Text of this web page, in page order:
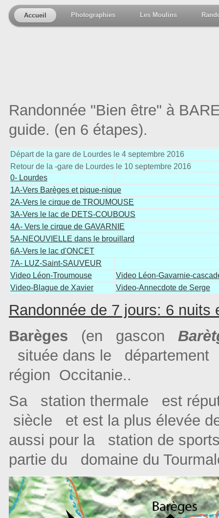
Accueil Photographies Les Moulins
Randonnée "Bien être" à
guide. (en 6 étapes).
Départ de la gare de Lourdes le 4 septembre 2016
Retour de la -gare de Lourdes le 10 septembre 2016
0- Lourdes
1A-Vers Barèges et pique-nique
2A-Vers le cirque de TROUMOUSE
3A-Vers le lac de DETS-COUBOUS
4A- Vers le cirque de GAVARNIE
5A-NEOUVIELLE dans le brouillard
6A-Vers le lac d'ONCET
7A- LUZ-Saint-SAUVEUR
Video Léon-Troumouse
Video Léon-Gavarnie-
Video-Blague de Xavier
Video-Annecdote de Serge
Randonnée de 7 jours: 6 nuits
Barèges
(en gascon
située dans le
région Occitanie..
Sa station thermale est
siècle et est la plus élevée
aussi pour la station de
partie du domaine du